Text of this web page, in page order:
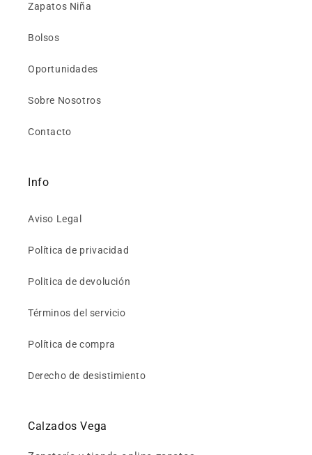
Zapatos Niña
Bolsos
Oportunidades
Sobre Nosotros
Contacto
Info
Aviso Legal
Política de privacidad
Politica de devolución
Términos del servicio
Política de compra
Derecho de desistimiento
Calzados Vega